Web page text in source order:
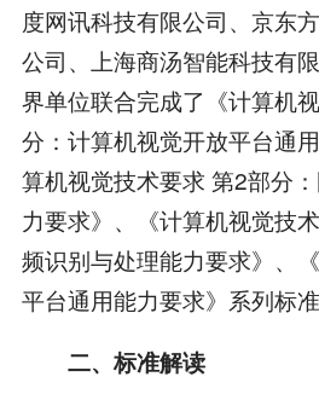
度网讯科技有限公司、京东
公司、上海商汤智能科技有
界单位联合完成了《计算机
分：计算机视觉开放平台通
算机视觉技术要求 第2部分
力要求》、《计算机视觉技
频识别与处理能力要求》、
平台通用能力要求》系列标准
二、标准解读